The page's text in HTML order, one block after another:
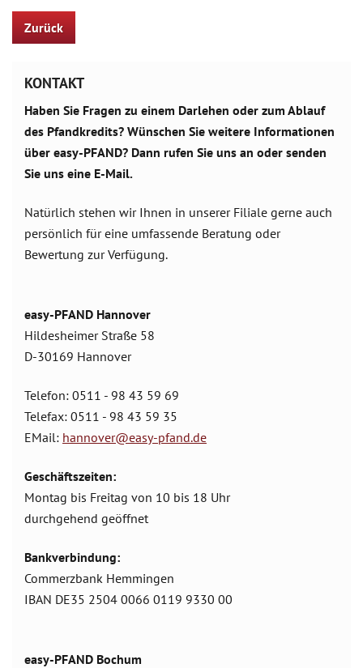
Zurück
KONTAKT
Haben Sie Fragen zu einem Darlehen oder zum Ablauf
des Pfandkredits? Wünschen Sie weitere Informationen
über easy-PFAND? Dann rufen Sie uns an oder senden
Sie uns eine E-Mail.
Natürlich stehen wir Ihnen in unserer Filiale gerne auch
persönlich für eine umfassende Beratung oder
Bewertung zur Verfügung.
easy-PFAND Hannover
Hildesheimer Straße 58
D-30169 Hannover
Telefon: 0511 - 98 43 59 69
Telefax: 0511 - 98 43 59 35
EMail: hannover@easy-pfand.de
Geschäftszeiten:
Montag bis Freitag von 10 bis 18 Uhr
durchgehend geöffnet
Bankverbindung:
Commerzbank Hemmingen
IBAN DE35 2504 0066 0119 9330 00
easy-PFAND Bochum